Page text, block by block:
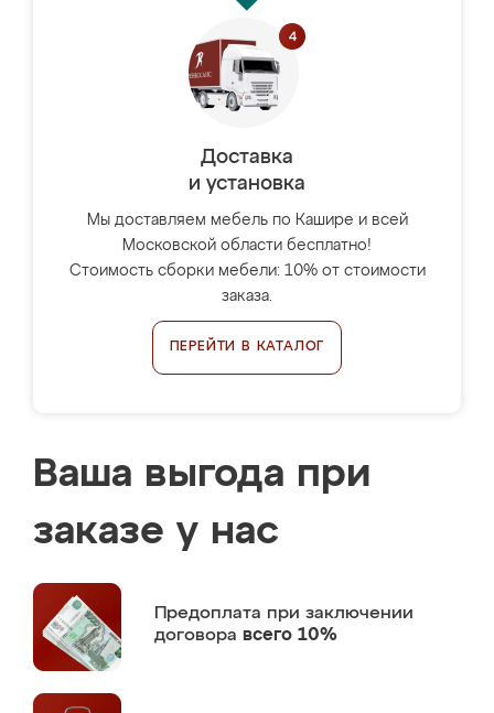
Доставка
и установка
Мы доставляем мебель по Кашире и всей
Московской области бесплатно!
Стоимость сборки мебели: 10% от стоимости
заказа.
ПЕРЕЙТИ В КАТАЛОГ
Ваша выгода при
заказе у нас
Предоплата при заключении
договора всего 10%